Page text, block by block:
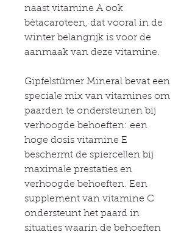
naast vitamine A ook
bètacaroteen, dat vooral in de
winter belangrijk is voor de
aanmaak van deze vitamine.
Gipfelstümer Mineral bevat een
speciale mix van vitamines om
paarden te ondersteunen bij
verhoogde behoeften: een
hoge dosis vitamine E
beschermt de spiercellen bij
maximale prestaties en
verhoogde behoeften. Een
supplement van vitamine C
ondersteunt het paard in
situaties waarin de behoeften